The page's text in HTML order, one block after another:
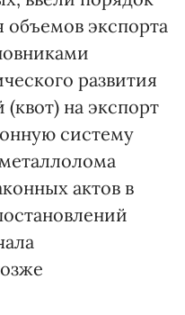
объемов экспорта
развития
на экспорт
систему
актов в